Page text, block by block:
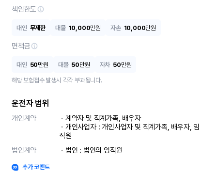
책임한도
대인 무제한 대물 10,000만원 자손 10,000만원
면책금
대인 50만원 대물 50만원 자차 50만원
해당 보험접수 발생시 각각 부과됩니다.
운전자 범위
개인계약
ㆍ계약자 및 직계가족, 배우자
ㆍ개인사업자 : 개인사업자 및 직계가족, 배우자, 임
직원
법인계약
ㆍ법인 : 법인의 임직원
추가 코멘트